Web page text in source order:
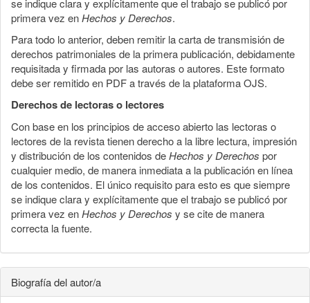
se indique clara y explícitamente que el trabajo se publicó por
primera vez enHechos y Derechos.
Para todo lo anterior, deben remitir la carta de transmisión de
derechos patrimoniales de la primera publicación, debidamente
requisitada y firmada por las autoras o autores. Este formato
debe ser remitido en PDF a través de la plataforma OJS.
Derechos de lectoras o lectores
Con base en los principios de acceso abierto las lectoras o
lectores de la revista tienen derecho a la libre lectura, impresión
y distribución de los contenidos deHechos y Derechos por
cualquier medio, de manera inmediata a la publicación en línea
de los contenidos. El único requisito para esto es que siempre
se indique clara y explícitamente que el trabajo se publicó por
primera vez enHechos y Derechos y se cite de manera
correcta la fuente.
Biografía del autor/a